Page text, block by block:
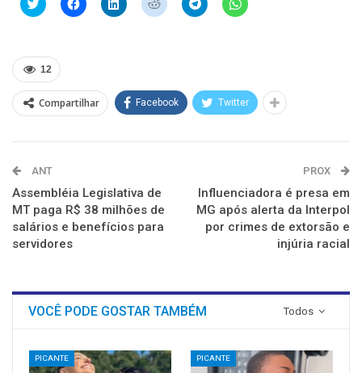
para
em
nova
janela)
para para para para para
12
Compartilhar Facebook Twitter
ANT
Assembléia Legislativa de
MT paga R$ 38 milhões de
salários e benefícios para
servidores
PROX
Influenciadora é presa em
MG após alerta da Interpol
por crimes de extorsão e
injúria racial
Todos
VOCÊ PODE GOSTAR TAMBÉM
PICANTE PICANTE